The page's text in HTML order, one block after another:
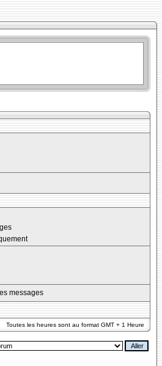
messages
Toutes les heures sont au format GMT + 1 Heure